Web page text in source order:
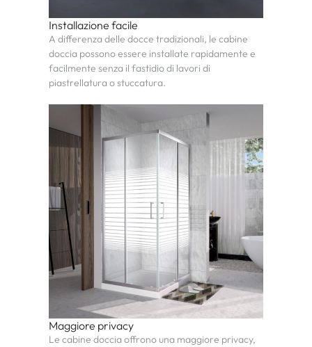
Installazione facile
A differenza delle docce tradizionali, le cabine
doccia possono essere installate rapidamente e
facilmente senza il fastidio di lavori di
piastrellatura o stuccatura.
Maggiore privacy
Le cabine doccia offrono una maggiore privacy,